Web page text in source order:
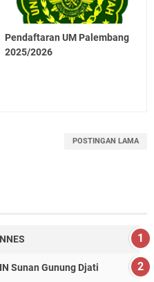
Pendaftaran UM Palembang
2025/2026
POSTINGAN LAMA
Sunan Gunung Djati